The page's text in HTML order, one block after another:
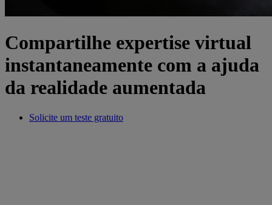
Compartilhe expertise virtual
instantaneamente com a ajuda
da realidade aumentada
Solicite um teste gratuito